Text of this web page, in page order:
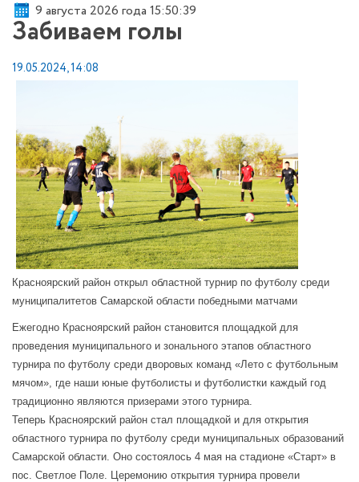
9 августа 2026 года 15:50:39
Забиваем голы
19.05.2024, 14:08
Красноярский район открыл областной турнир по футболу среди
муниципалитетов Самарской области победными матчами
Ежегодно Красноярский район становится площадкой для
проведения муниципального и зонального этапов областного
турнира по футболу среди дворовых команд «Лето с футбольным
мячом», где наши юные футболисты и футболистки каждый год
традиционно являются призерами этого турнира.
Теперь Красноярский район стал площадкой и для открытия
областного турнира по футболу среди муниципальных образований
Самарской области. Оно состоялось 4 мая на стадионе «Старт» в
пос. Светлое Поле. Церемонию открытия турнира провели